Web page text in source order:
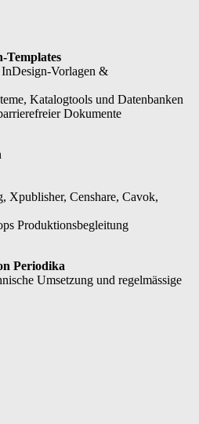
Templates
Vorlagen &
Katalogtools und Datenbanken
Dokumente
Xpublisher, Censhare, Cavok,
Produktionsbegleitung
Periodika
Umsetzung und regelmässige